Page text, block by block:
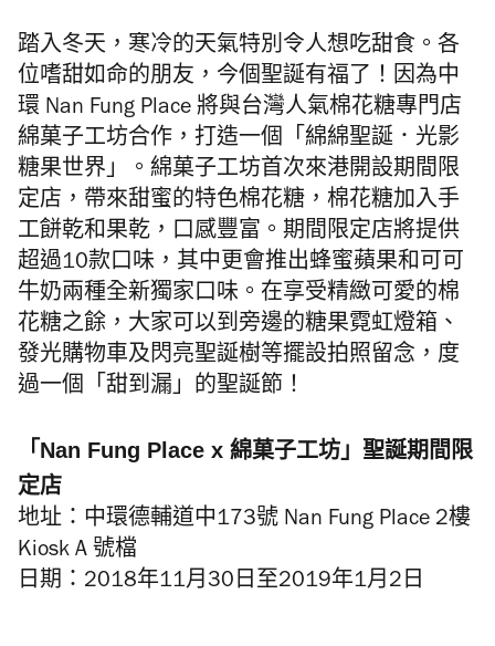
踏入冬天，寒冷的天氣特別令人想吃甜食。各
位嗜甜如命的朋友，今個聖誕有福了！因為中
環 Nan Fung Place 將與台灣人氣棉花糖專門店
綿菓子工坊合作，打造一個「綿綿聖誕．光影
糖果世界」。綿菓子工坊首次來港開設期間限
定店，帶來甜蜜的特色棉花糖，棉花糖加入手
工餅乾和果乾，口感豐富。期間限定店將提供
超過10款口味，其中更會推出蜂蜜蘋果和可可
牛奶兩種全新獨家口味。在享受精緻可愛的棉
花糖之餘，大家可以到旁邊的糖果霓虹燈箱、
發光購物車及閃亮聖誕樹等擺設拍照留念，度
過一個「甜到漏」的聖誕節！
「Nan Fung Place x 綿菓子工坊」聖誕期間限
定店
地址：中環德輔道中173號 Nan Fung Place 2樓
Kiosk A 號檔
日期：2018年11月30日至2019年1月2日